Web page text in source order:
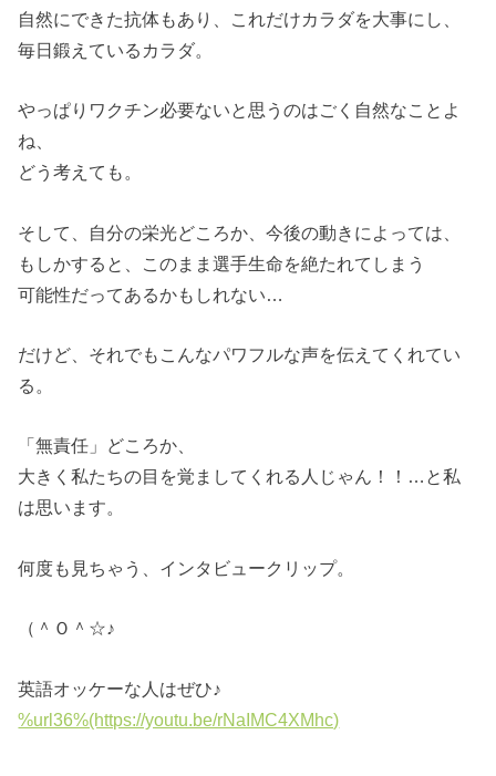
自然にできた抗体もあり、これだけカラダを大事にし、
毎日鍛えているカラダ。
やっぱりワクチン必要ないと思うのはごく自然なことよ
ね、
どう考えても。
そして、自分の栄光どころか、今後の動きによっては、
もしかすると、このまま選手生命を絶たれてしまう
可能性だってあるかもしれない…
だけど、それでもこんなパワフルな声を伝えてくれてい
る。
「無責任」どころか、
大きく私たちの目を覚ましてくれる人じゃん！！…と私
は思います。
何度も見ちゃう、インタビュークリップ。
（＾Ｏ＾☆♪
英語オッケーな人はぜひ♪
%url36%(https://youtu.be/rNaIMC4XMhc)